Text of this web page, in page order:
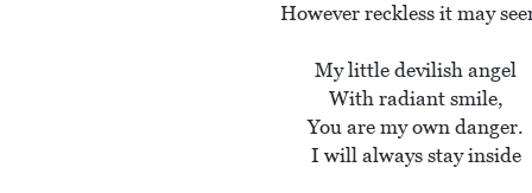
However reckless it may
My little devilish angel
With radiant smile,
You are my own danger.
I will always stay inside